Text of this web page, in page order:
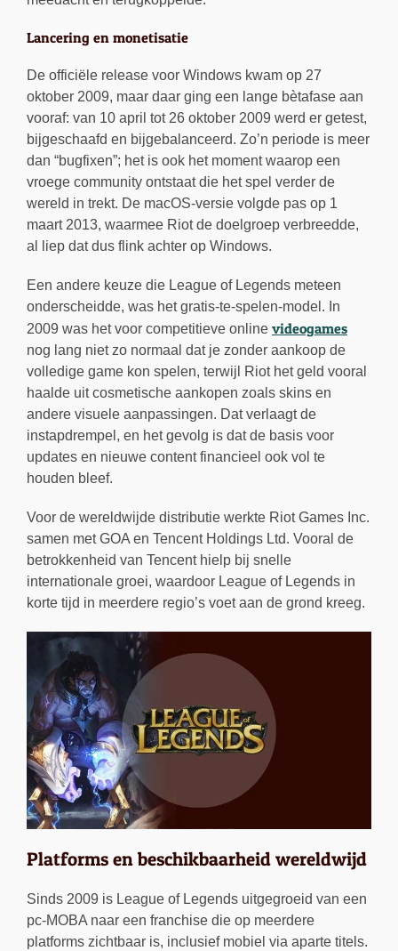
Lancering en monetisatie
De officiële release voor Windows kwam op 27
oktober 2009, maar daar ging een lange bètafase aan
vooraf: van 10 april tot 26 oktober 2009 werd er getest,
bijgeschaafd en bijgebalanceerd. Zo’n periode is meer
dan “bugfixen”; het is ook het moment waarop een
vroege community ontstaat die het spel verder de
wereld in trekt. De macOS-versie volgde pas op 1
maart 2013, waarmee Riot de doelgroep verbreedde,
al liep dat dus flink achter op Windows.
Een andere keuze die League of Legends meteen
onderscheidde, was het gratis-te-spelen-model. In
2009 was het voor competitieve online videogames
nog lang niet zo normaal dat je zonder aankoop de
volledige game kon spelen, terwijl Riot het geld vooral
haalde uit cosmetische aankopen zoals skins en
andere visuele aanpassingen. Dat verlaagt de
instapdrempel, en het gevolg is dat de basis voor
updates en nieuwe content financieel ook vol te
houden bleef.
Voor de wereldwijde distributie werkte Riot Games Inc.
samen met GOA en Tencent Holdings Ltd. Vooral de
betrokkenheid van Tencent hielp bij snelle
internationale groei, waardoor League of Legends in
korte tijd in meerdere regio’s voet aan de grond kreeg.
Platforms en beschikbaarheid wereldwijd
Sinds 2009 is League of Legends uitgegroeid van een
pc-MOBA naar een franchise die op meerdere
platforms zichtbaar is, inclusief mobiel via aparte titels.